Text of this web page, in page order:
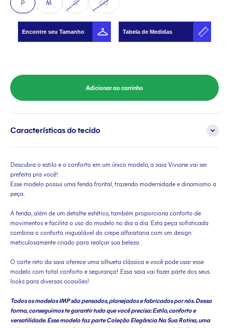
P M G GG
Encontre seu Tamanho Tabela de Medidas
Adicionar ao carrinho
Características do tecido
Descubra o estilo e o conforto em um único modelo, a saia Viviane vai ser
prefeita pra você!
Esse modelo possui uma fenda frontal, trazendo modernidade e dinamismo a
peça.
A fenda, além de um detalhe estético, também proporciona conforto de
movimentos e facilita o uso do modelo no dia a dia. Esta peça sofisticada
combina o conforto inigualável do crepe alfaiataria com um design
meticulosamente criado para realçar sua beleza.
O corte reto da saia oferece uma silhueta clássica e você pode usar esse
modelo com total conforto e segurança! Essa saia vai fazer parte dos seus
looks para diversas ocasiões!
Todos os modelos IMP são pensados, planejados e fabricados por nós. Dessa
forma, conseguimos te garantir tudo que você precisa: Estilo, conforto e
versatilidade. Esse modelo faz parte Coleção Elegância Na Sua Rotina, uma